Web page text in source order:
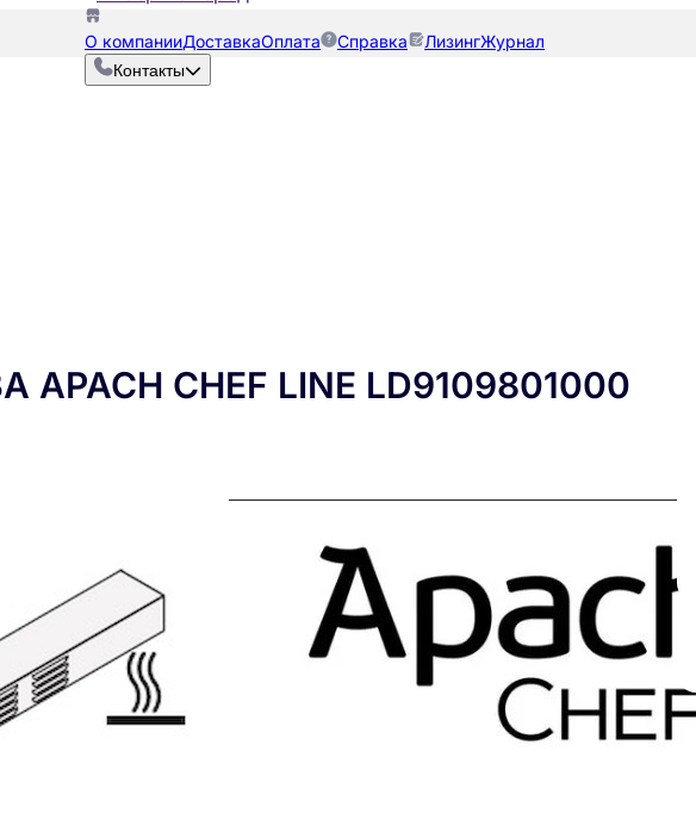
О компанииДоставкаОплата Справка ЛизингЖурнал
Контакты
CHEF LINE LD9109801000